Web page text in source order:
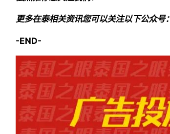
更多在泰相关资讯您可以关注以下公众号：
-END-